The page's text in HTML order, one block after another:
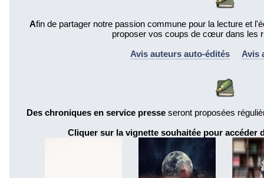
Afin de partager notre passion commune pour la lecture et
proposer vos coups de cœur dans les
Avis auteurs auto-édités
Avis
Des chroniques en service presse seront proposées
Cliquer sur la vignette souhaitée pour accéder